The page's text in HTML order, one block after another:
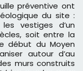
préventive ont
du site :
vestiges d’un
soit entre la
début du Moyen
autour d’au
murs construits